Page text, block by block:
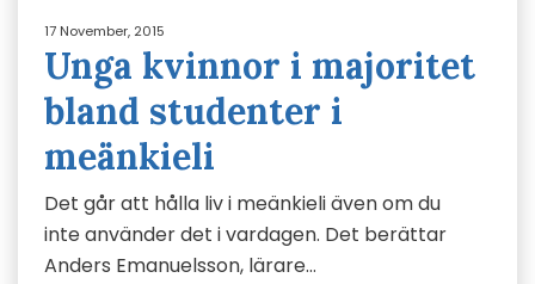
17 November, 2015
Unga kvinnor i majoritet
bland studenter i
meänkieli
Det går att hålla liv i meänkieli även om du
inte använder det i vardagen. Det berättar
Anders Emanuelsson, lärare…